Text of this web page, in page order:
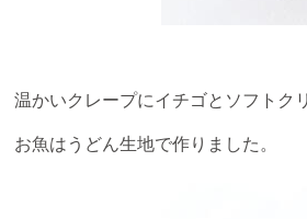
温かいクレープにイチゴとソフトク
お魚はうどん生地で作りました。